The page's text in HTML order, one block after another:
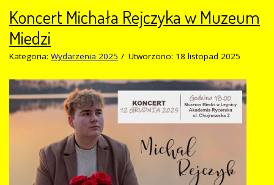
Koncert Michała Rejczyka w Muzeum
Miedzi
Kategoria: Wydarzenia 2025 Utworzono: 18 listopad 2025